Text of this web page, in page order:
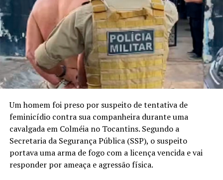
Um homem foi preso por suspeito de tentativa de
feminicídio contra sua companheira durante uma
cavalgada em Colméia no Tocantins. Segundo a
Secretaria da Segurança Pública (SSP), o suspeito
portava uma arma de fogo com a licença vencida e vai
responder por ameaça e agressão física.